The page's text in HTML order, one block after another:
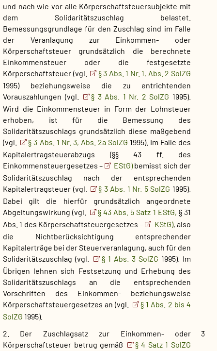
und nach wie vor alle Körperschaftsteuersubjekte mit
dem Solidaritätszuschlag belastet.
Bemessungsgrundlage für den Zuschlag sind im Falle
der Veranlagung zur Einkommen- oder
Körperschaftsteuer grundsätzlich die berechnete
Einkommensteuer oder die festgesetzte
Körperschaftsteuer (vgl.
§ 3 Abs. 1 Nr. 1, Abs. 2 SolZG
1995) beziehungsweise die zu entrichtenden
Vorauszahlungen (vgl.
§ 3 Abs. 1 Nr. 2 SolZG 1995).
Wird die Einkommensteuer in Form der Lohnsteuer
erhoben, ist für die Bemessung des
Solidaritätszuschlags grundsätzlich diese maßgebend
(vgl.
§ 3 Abs. 1 Nr. 3, Abs. 2a SolZG 1995). Im Falle des
Kapitalertragsteuerabzugs (§§ 43 ff. des
Einkommensteuergesetzes –
EStG)bemisst sich der
Solidaritätszuschlag nach der entsprechenden
Kapitalertragsteuer (vgl.
§ 3 Abs. 1 Nr. 5 SolZG 1995).
Dabei gilt die hierfür grundsätzlich angeordnete
Abgeltungswirkung (vgl.
§ 43 Abs. 5 Satz 1 EStG, § 31
Abs. 1 des Körperschaftsteuergesetzes –
KStG), also
die Nichtberücksichtigung entsprechender
Kapitalerträge bei der Steuerveranlagung, auch für den
Solidaritätszuschlag (vgl.
§ 1 Abs. 3 SolZG 1995). Im
Übrigen lehnen sich Festsetzung und Erhebung des
Solidaritätszuschlags an die entsprechenden
Vorschriften des Einkommen- beziehungsweise
Körperschaftsteuergesetzes an (vgl.
§ 1 Abs. 2 bis 4
SolZG 1995).
3
2. Der Zuschlagsatz zur Einkommen- oder
Körperschaftsteuer betrug gemäß
§ 4 Satz 1 SolZG